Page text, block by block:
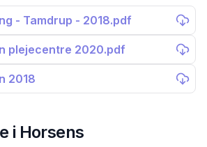
- Tamdrup - 2018.pdf
plejecentre 2020.pdf
2018
i Horsens